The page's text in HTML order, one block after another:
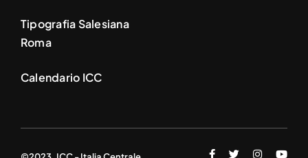
Tipografia Salesiana
Roma
Calendario ICC